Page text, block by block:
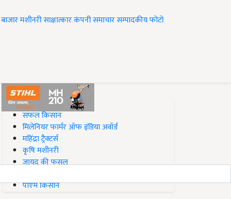
बाजारमशीनरीसाक्षात्कारकंपनी समाचारसम्पादकीयफोटो
#Top on Krishi Jagran
सफल किसान
मिलेनियर फार्मर ऑफ इंडिया अवॉर्ड
महिंद्रा ट्रैक्टर्स
कृषि मशीनरी
जायद की फसल
पीएम किसान